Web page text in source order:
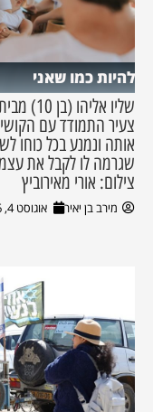
להיות כמו שאני
שליו
צעיר התמודד עם
אותה ונמנע בכל כוחו
שגרמה לו לקבל את
צילום: אורי מאירוביץ
מירב בן יאיר אוגוסט 4, 2026